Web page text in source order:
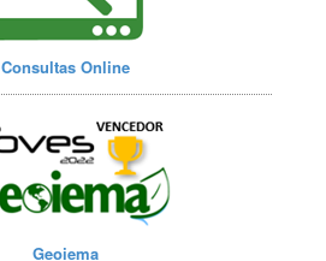
Consultas Online
Geoiema